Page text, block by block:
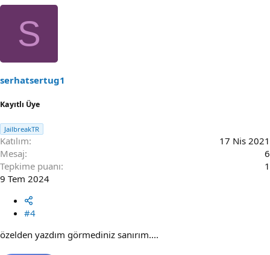
S
serhatsertug1
Kayıtlı Üye
JailbreakTR
Katılım
17 Nis 2021
Mesaj
6
Tepkime puanı
1
9 Tem 2024
#4
özelden yazdım görmediniz sanırım....